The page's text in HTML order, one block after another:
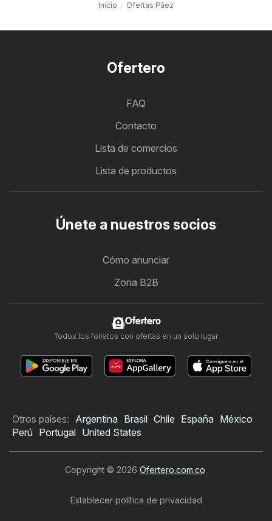
Inicio Ofertas Páez
Ofertero
FAQ
Contacto
Lista de comercios
Lista de productos
Únete a nuestros socios
Cómo anunciar
Zona B2B
Ofertero
Todos los folletos con ofertas en un solo lugar
Otros países: Argentina Brasil Chile España México
Perú Portugal United States
Copyright © 2026 Ofertero.com.co.
Establecer política de privacidad